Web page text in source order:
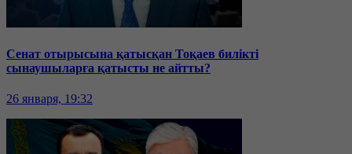
Сенат отырысына қатысқан Тоқаев билікті
сынаушыларға қатысты не айтты?
26 января, 19:32